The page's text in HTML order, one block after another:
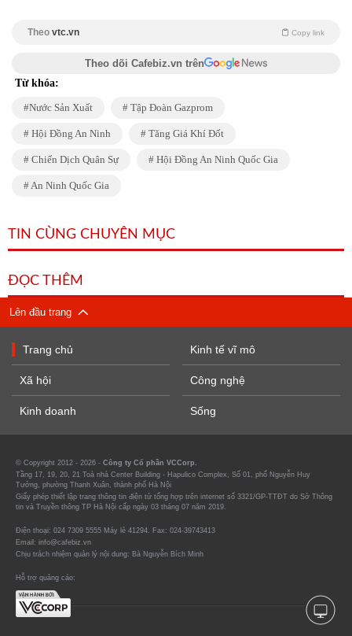
Theo vtc.vn Copy link
Theo dõi Cafebiz.vn trên
Từ khóa:
Nước Sản Xuất Tập Đoàn Gazprom
Hội Đồng An Ninh Tăng Giá Khí Đốt
Chiến Dịch Quân Sự Hội Đồng An Ninh Quốc Gia
An Ninh Quốc Gia
TIN CÙNG CHUYÊN MỤC
ĐỌC THÊM
Lên đầu trang
Trang chủ
Xã hội
Kinh doanh
Kinh tế vĩ mô
Công nghệ
Sống
© Copyright 2012 - 2026 - Công ty Cổ phần VCCorp.
Tầng 17, 19, 20, 21 Toà nhà Center Building - Hapulico Complex, Số 01, phố Nguyễn Huy
Tưởng, phường Thanh Xuân, thành phố Hà Nội
Giấy phép thiết lập trang thông tin điện tử tổng hợp trên internet số 3321/GP-TTĐT do Sở Thông
tin và Truyền thông TP Hà Nội cấp ngày 03 tháng 07 năm 2019.
Điện thoại: 024 7309 5555 Máy lẻ 41294. Fax: 024-39743413
Email: info@cafebiz.vn
Chịu trách nhiệm quản lý nội dung: Bà Nguyễn Bích Minh
Hỗ trợ quảng cáo: